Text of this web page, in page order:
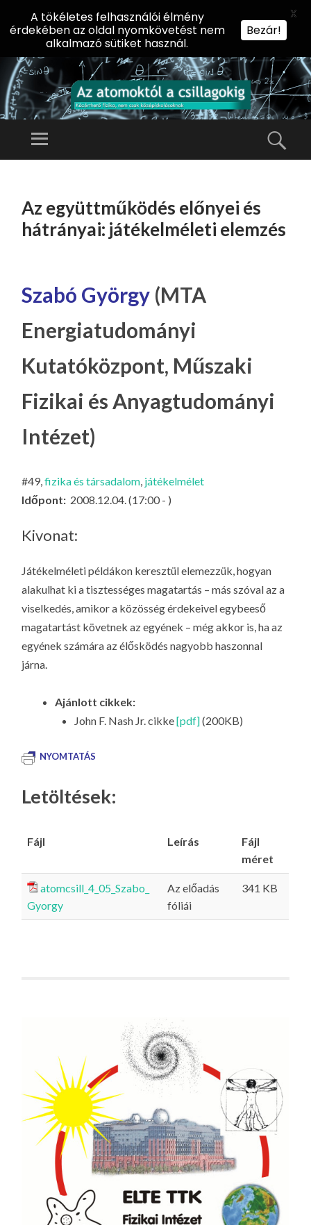
AZ
KT
Ó
CS
IL
LA
G
O
G
Előadássorozat
Természettudományi
Kar Fizikai
Menü
TARTALOMHOZ
Az együttműködés előnyei és
hátrányai: játékelméleti elemzés
Szabó György (MTA
Energiatudományi
Kutatóközpont, Műszaki
Fizikai és Anyagtudományi
Intézet)
#49,fizika és társadalom, játékelmélet
Időpont: 2008.12.04. (17:00 - )
Kivonat:
Játékelméleti példákon keresztül elemezzük, hogyan
alakulhat ki a tisztességes magatartás – más szóval az a
viselkedés, amikor a közösség érdekeivel egybeeső
magatartást követnek az egyének – még akkor is, ha az
egyének számára az élősködés nagyobb haszonnal
járna.
Ajánlott cikkek:
John F. Nash Jr. cikke[pdf](200KB)
NYOMTATÁS
Letöltések:
Fájl Leírás
Fájl
méret
atomcsill_4_05_Szabo_
Gyorgy
Az előadás
fóliái
341 KB
A tökéletes felhasználói élmény
érdekében az oldal nyomkövetést nem
alkalmazó sütiket használ.
Bezár!
X